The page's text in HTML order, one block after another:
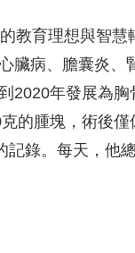
教育理想與智
臟病、膽囊炎
年發展為
的腫塊，術後
錄。每天，他